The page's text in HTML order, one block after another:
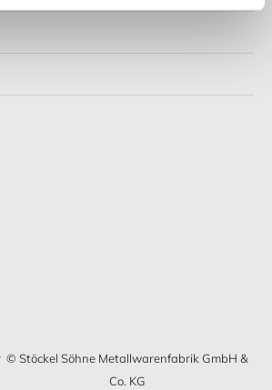
© Stöckel Söhne Metallwarenfabrik GmbH &
Co. KG